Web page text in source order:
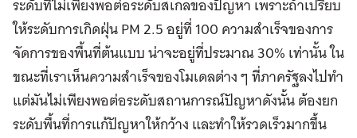
ระดับที่ไม่เพียงพอต่อระดับสเกลของปัญหา เพราะถ้าเปรียบ
ให้ระดับการเกิดฝุ่น PM 2.5 อยู่ที่ 100 ความสำเร็จของการ
จัดการของพื้นที่ต้นแบบ น่าจะอยู่ที่ประมาณ 30% เท่านั้น ใน
ขณะที่เราเห็นความสำเร็จของโมเดลต่าง ๆ ที่ภาครัฐลงไปทำ
แต่มันไม่เพียงพอต่อระดับสถานการณ์ปัญหาดังนั้น ต้องยก
ระดับพื้นที่การแก้ปัญหาให้กว้าง และทำให้รวดเร็วมากขึ้น